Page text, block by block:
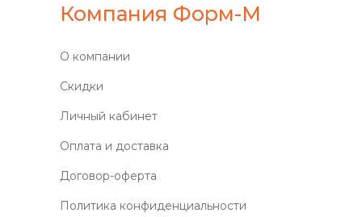
Компания Форм-М
О компании
Скидки
Личный кабинет
Оплата и доставка
Договор-оферта
Политика конфиденциальности